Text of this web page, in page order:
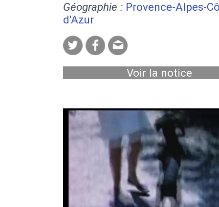
Géographie : Provence-Alpes-
d'Azur
Voir la notice